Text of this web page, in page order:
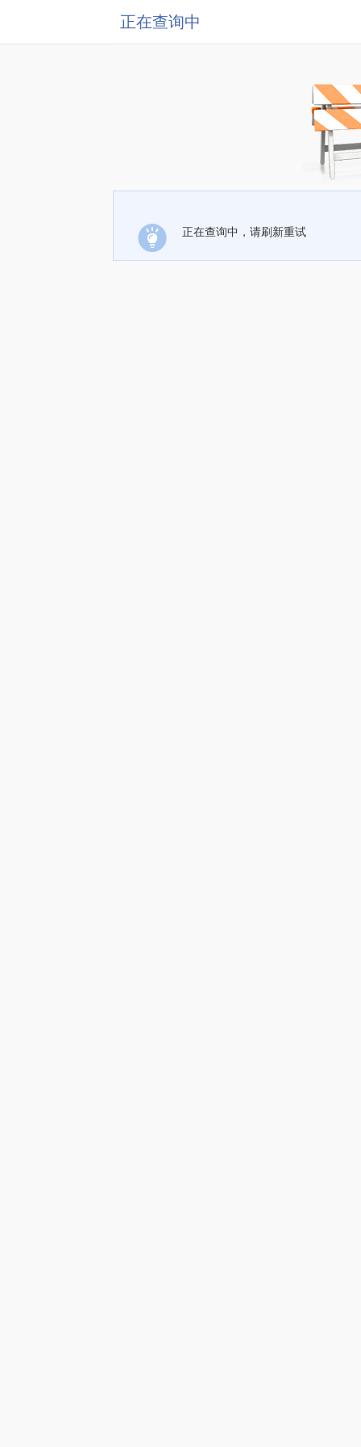
正在查询中
正在查询中，请刷新重试